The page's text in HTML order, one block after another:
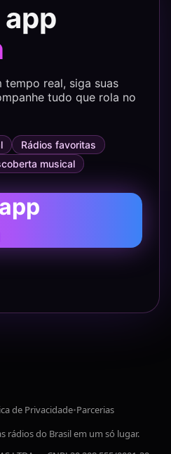
tempo real, siga suas
tudo que rola no
Rádios favoritas
musical
de Privacidade•Parcerias
rádios do Brasil em um só lugar.